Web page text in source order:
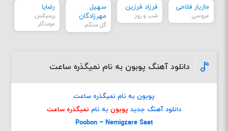
مازیار فلاحی
عروسی
فرزاد فرزین
شب و روز
سهیل
مهرزادگان
گل سنگم
رضایا
ریمیکس
موندگار
دانلود آهنگ پوبون به نام نمیگذره ساعت
پوبون به نام نمیگذره ساعت
دانلود آهنگ جدید پوبون به نام نمیگذره ساعت
Poobon – Nemigzare Saat